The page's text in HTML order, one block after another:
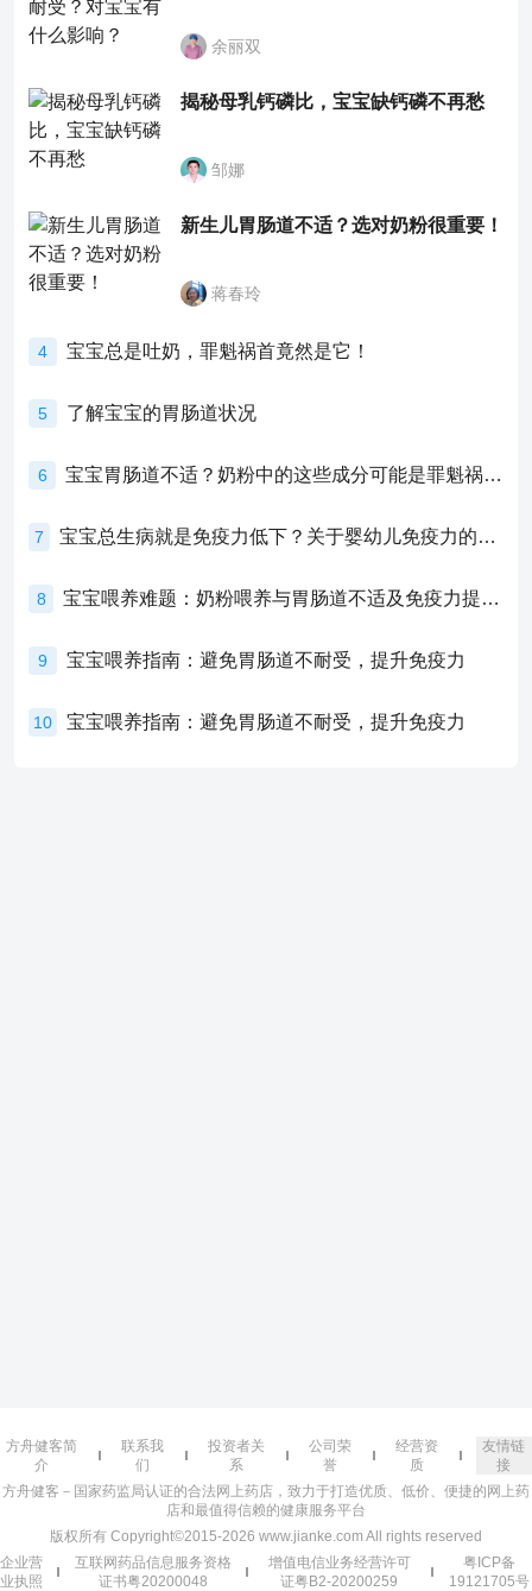
余丽双
揭秘母乳钙磷比，宝宝缺钙磷不再愁
邹娜
新生儿胃肠道不适？选对奶粉很重要！
蒋春玲
4 宝宝总是吐奶，罪魁祸首竟然是它！
5 了解宝宝的胃肠道状况
6 宝宝胃肠道不适？奶粉中的这些成分可能是罪魁祸首！
7 宝宝总生病就是免疫力低下？关于婴幼儿免疫力的真相，家长必须了解！
8 宝宝喂养难题：奶粉喂养与胃肠道不适及免疫力提升的奥秘
9 宝宝喂养指南：避免胃肠道不耐受，提升免疫力
10 宝宝喂养指南：避免胃肠道不耐受，提升免疫力
方舟健客简
介
联系我
们
投资者关
系
公司荣
誉
经营资
质
友情链
接
方舟健客－国家药监局认证的合法网上药店，致力于打造优质、低价、便捷的网上药
店和最值得信赖的健康服务平台
版权所有 Copyright©2015-2026 www.jianke.com All rights reserved
企业营
业执照
互联网药品信息服务资格
证书粤20200048
增值电信业务经营许可
证粤B2-20200259
粤ICP备
19121705号